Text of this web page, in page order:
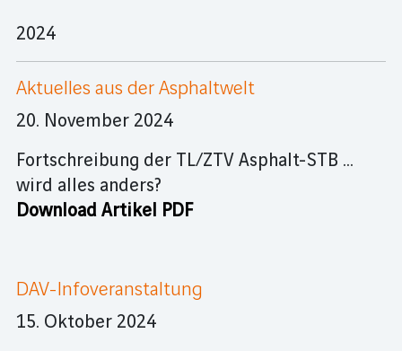
2024
Aktuelles aus der Asphaltwelt
20. November 2024
Fortschreibung der TL/ZTV Asphalt-STB …
wird alles anders?
Download Artikel PDF
DAV-Infoveranstaltung
15. Oktober 2024